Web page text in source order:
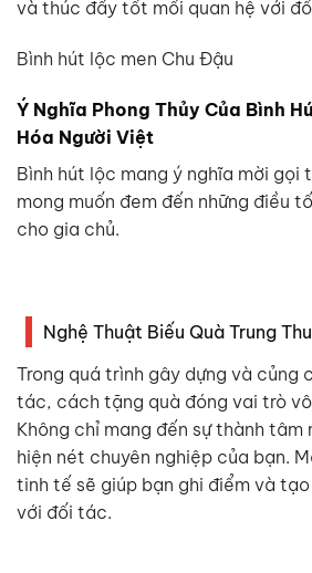
và thúc đẩy tốt mối quan hệ với
Bình hút lộc men Chu Đậu
Ý Nghĩa Phong Thủy Của Bình
Hóa Người Việt
Bình hút lộc mang ý nghĩa mời gọi
mong muốn đem đến những điều
cho gia chủ.
Nghệ Thuật Biếu Quà Trung
Trong quá trình gây dựng và củng
tác, cách tặng quà đóng vai trò
Không chỉ mang đến sự thành tâm
hiện nét chuyên nghiệp của bạn.
tinh tế sẽ giúp bạn ghi điểm và
với đối tác.